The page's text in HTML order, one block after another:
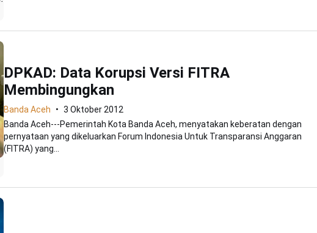
DPKAD: Data Korupsi Versi FITRA
Membingungkan
Banda Aceh
3 Oktober 2012
Banda Aceh---Pemerintah Kota Banda Aceh, menyatakan keberatan dengan
pernyataan yang dikeluarkan Forum Indonesia Untuk Transparansi Anggaran
(FITRA) yang...